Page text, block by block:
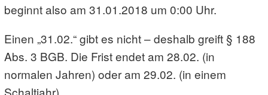
beginnt also am 31.01.2018 um 0:00 Uhr.
Einen „31.02.“ gibt es nicht – deshalb greift § 188
Abs. 3 BGB. Die Frist endet am 28.02. (in
normalen Jahren) oder am 29.02. (in einem
Schaltjahr).